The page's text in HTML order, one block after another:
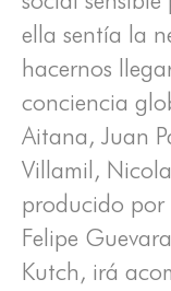
ella sentía la
hacernos
conciencia
Aitana, Juan
Villamil,
producido por
Felipe
Kutch, irá